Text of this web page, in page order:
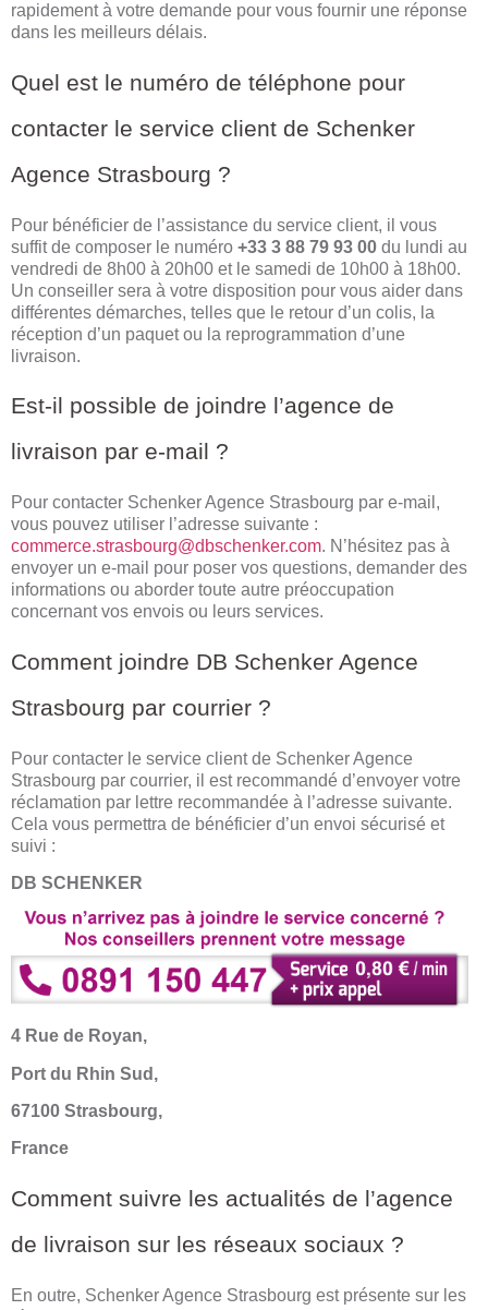
rapidement à votre demande pour vous fournir une réponse
dans les meilleurs délais.
Quel est le numéro de téléphone pour
contacter le service client de Schenker
Agence Strasbourg ?
Pour bénéficier de l’assistance du service client, il vous
suffit de composer le numéro +33 3 88 79 93 00 du lundi au
vendredi de 8h00 à 20h00 et le samedi de 10h00 à 18h00.
Un conseiller sera à votre disposition pour vous aider dans
différentes démarches, telles que le retour d’un colis, la
réception d’un paquet ou la reprogrammation d’une
livraison.
Est-il possible de joindre l’agence de
livraison par e-mail ?
Pour contacter Schenker Agence Strasbourg par e-mail,
vous pouvez utiliser l’adresse suivante :
commerce.strasbourg@dbschenker.com. N’hésitez pas à
envoyer un e-mail pour poser vos questions, demander des
informations ou aborder toute autre préoccupation
concernant vos envois ou leurs services.
Comment joindre DB Schenker Agence
Strasbourg par courrier ?
Pour contacter le service client de Schenker Agence
Strasbourg par courrier, il est recommandé d’envoyer votre
réclamation par lettre recommandée à l’adresse suivante.
Cela vous permettra de bénéficier d’un envoi sécurisé et
suivi :
DB SCHENKER
4 Rue de Royan,
Port du Rhin Sud,
67100 Strasbourg,
France
Comment suivre les actualités de l’agence
de livraison sur les réseaux sociaux ?
En outre, Schenker Agence Strasbourg est présente sur les